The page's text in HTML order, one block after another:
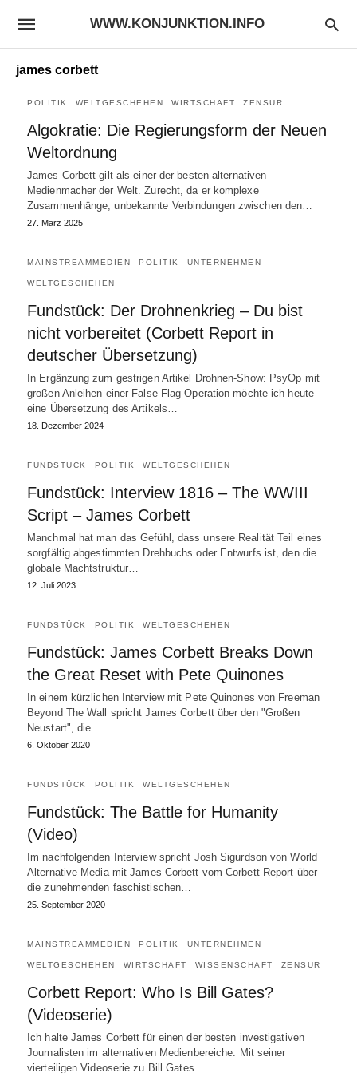
WWW.KONJUNKTION.INFO
james corbett
POLITIK WELTGESCHEHEN WIRTSCHAFT ZENSUR
Algokratie: Die Regierungsform der Neuen
Weltordnung
James Corbett gilt als einer der besten alternativen
Medienmacher der Welt. Zurecht, da er komplexe
Zusammenhänge, unbekannte Verbindungen zwischen den…
27. März 2025
MAINSTREAMMEDIEN POLITIK UNTERNEHMEN
WELTGESCHEHEN
Fundstück: Der Drohnenkrieg – Du bist
nicht vorbereitet (Corbett Report in
deutscher Übersetzung)
In Ergänzung zum gestrigen Artikel Drohnen-Show: PsyOp mit
großen Anleihen einer False Flag-Operation möchte ich heute
eine Übersetzung des Artikels…
18. Dezember 2024
FUNDSTÜCK POLITIK WELTGESCHEHEN
Fundstück: Interview 1816 – The WWIII
Script – James Corbett
Manchmal hat man das Gefühl, dass unsere Realität Teil eines
sorgfältig abgestimmten Drehbuchs oder Entwurfs ist, den die
globale Machtstruktur…
12. Juli 2023
FUNDSTÜCK POLITIK WELTGESCHEHEN
Fundstück: James Corbett Breaks Down
the Great Reset with Pete Quinones
In einem kürzlichen Interview mit Pete Quinones von Freeman
Beyond The Wall spricht James Corbett über den "Großen
Neustart", die…
6. Oktober 2020
FUNDSTÜCK POLITIK WELTGESCHEHEN
Fundstück: The Battle for Humanity
(Video)
Im nachfolgenden Interview spricht Josh Sigurdson von World
Alternative Media mit James Corbett vom Corbett Report über
die zunehmenden faschistischen…
25. September 2020
MAINSTREAMMEDIEN POLITIK UNTERNEHMEN
WELTGESCHEHEN WIRTSCHAFT WISSENSCHAFT ZENSUR
Corbett Report: Who Is Bill Gates?
(Videoserie)
Ich halte James Corbett für einen der besten investigativen
Journalisten im alternativen Medienbereiche. Mit seiner
vierteiligen Videoserie zu Bill Gates…